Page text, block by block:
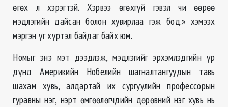
өгөх л хэрэгтэй. Хэрвээ өгөхгүй гэвэл чи өөрөө
мэдлэгийн дайсан болон хувирлаа гэж бод.» хэмээх
мэргэн үг хүртэл байдаг байх юм.
Номыг энэ мэт дээдлэж, мэдлэгийг эрхэмлэдгийн үр
дүнд Америкийн Нобелийн шагналтангуудын тавь
шахам хувь, алдартай их сургуулийн профессорын
гуравны нэг, нэрт өмгөөлөгчдийн дөрөвний нэг хувь нь